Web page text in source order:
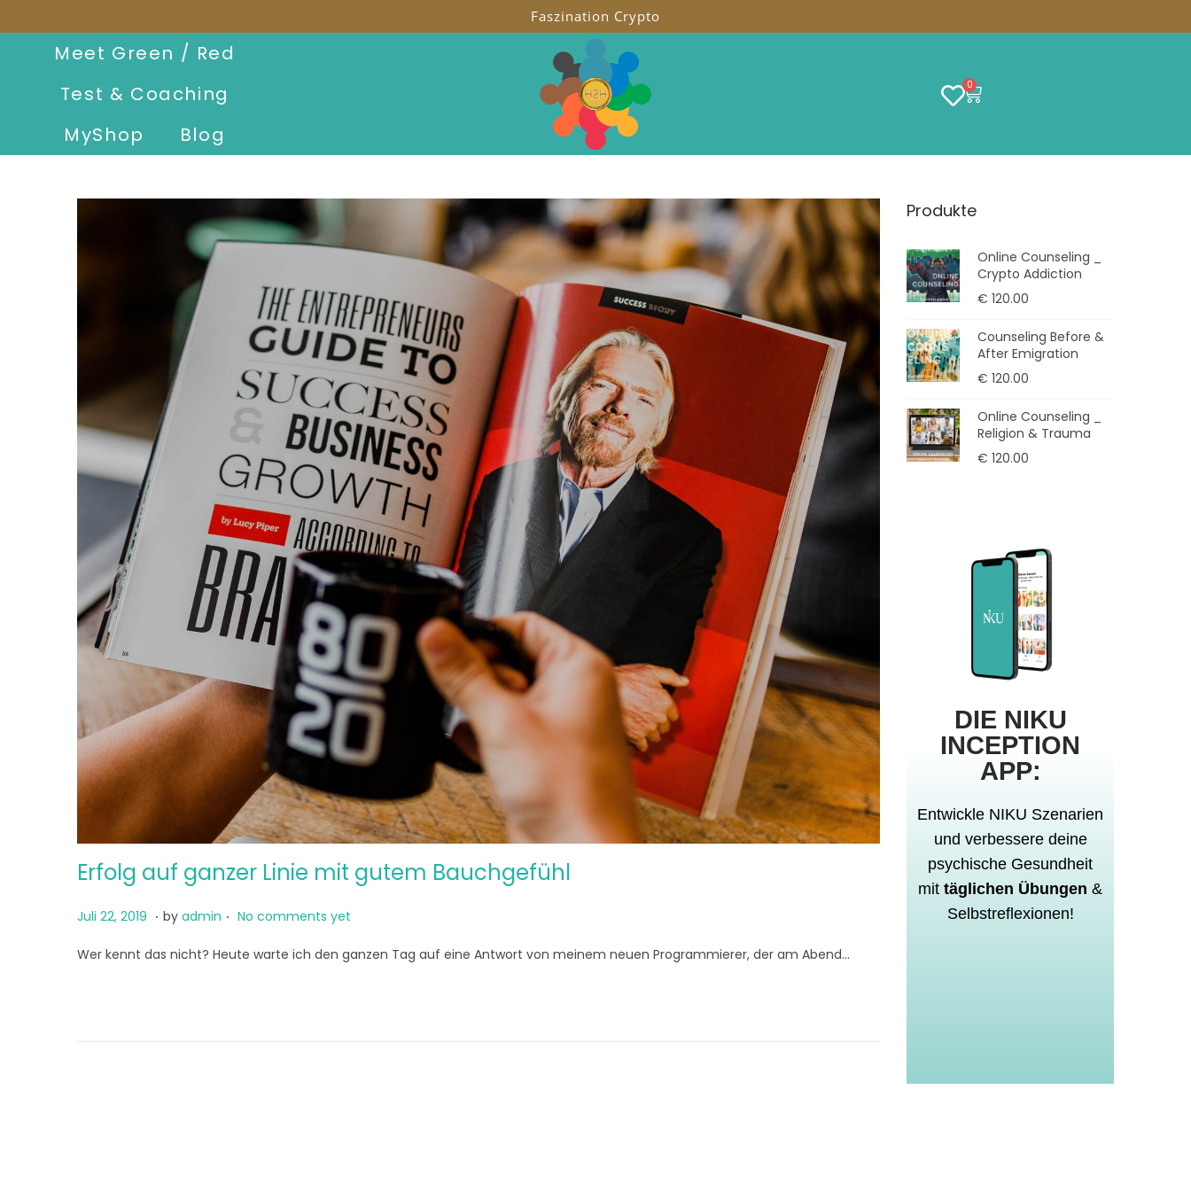
Faszination Crypto
Meet Green / Red
Test & Coaching
MyShop
Blog
0
Erfolg auf ganzer Linie mit gutem Bauchgefühl
P
s
Juli 22, 2019 J
n
. by admin . No comments yet
Wer kennt das nicht? Heute warte ich den ganzen Tag auf eine Antwort von meinem neuen Programmierer, der am Abend…
Produkte
Online Counseling _
Crypto Addiction
€ 120.00
Counseling Before &
After Emigration
€ 120.00
Online Counseling _
Religion & Trauma
€ 120.00
DIE NIKU
INCEPTION
APP:
Entwickle NIKU Szenarien
und verbessere deine
psychische Gesundheit
mit täglichen Übungen &
Selbstreflexionen!